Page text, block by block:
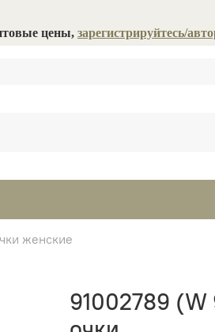
цены, зарегистрируйтесь/
женские
91002789